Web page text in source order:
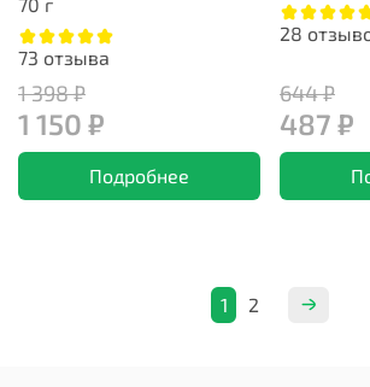
70 г
73 отзыва
1 398 ₽
1 150 ₽
Подробнее
28
644 ₽
487 ₽
1 2